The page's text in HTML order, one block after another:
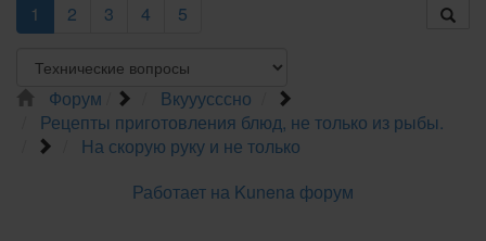
1 2 3 4 5
Форум
Вкууусссно
Рецепты приготовления блюд, не только из рыбы.
На скорую руку и не только
Работает на Kunena форум